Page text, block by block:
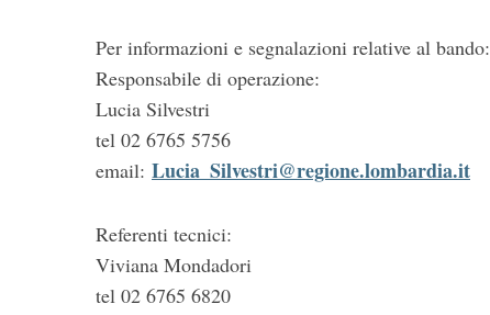
Per informazioni e segnalazioni relative al bando:
Responsabile di operazione:
Lucia Silvestri
tel 02 6765 5756
email: Lucia_Silvestri@regione.lombardia.it
Referenti tecnici:
Viviana Mondadori
tel 02 6765 6820